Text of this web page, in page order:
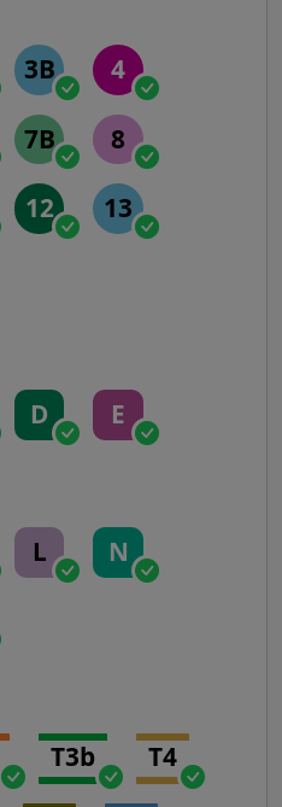
3B 4
7B 8
12 13
D E
L N
T3b T4